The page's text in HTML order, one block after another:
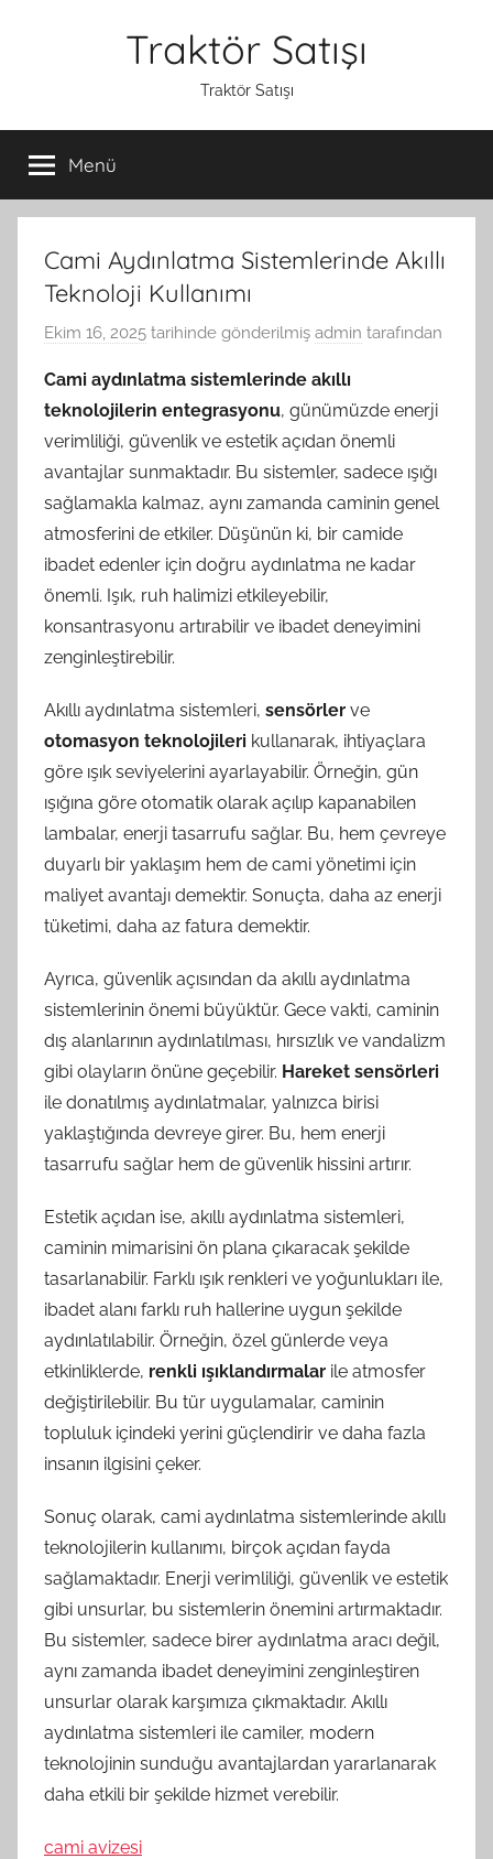
Traktör Satışı
Traktör Satışı
Menü
Cami Aydınlatma Sistemlerinde Akıllı
Teknoloji Kullanımı
Ekim 16, 2025 tarihinde gönderilmiş admin tarafından
Cami aydınlatma sistemlerinde akıllı
teknolojilerin entegrasyonu, günümüzde enerji
verimliliği, güvenlik ve estetik açıdan önemli
avantajlar sunmaktadır. Bu sistemler, sadece ışığı
sağlamakla kalmaz, aynı zamanda caminin genel
atmosferini de etkiler. Düşünün ki, bir camide
ibadet edenler için doğru aydınlatma ne kadar
önemli. Işık, ruh halimizi etkileyebilir,
konsantrasyonu artırabilir ve ibadet deneyimini
zenginleştirebilir.
Akıllı aydınlatma sistemleri, sensörler ve
otomasyon teknolojileri kullanarak, ihtiyaçlara
göre ışık seviyelerini ayarlayabilir. Örneğin, gün
ışığına göre otomatik olarak açılıp kapanabilen
lambalar, enerji tasarrufu sağlar. Bu, hem çevreye
duyarlı bir yaklaşım hem de cami yönetimi için
maliyet avantajı demektir. Sonuçta, daha az enerji
tüketimi, daha az fatura demektir.
Ayrıca, güvenlik açısından da akıllı aydınlatma
sistemlerinin önemi büyüktür. Gece vakti, caminin
dış alanlarının aydınlatılması, hırsızlık ve vandalizm
gibi olayların önüne geçebilir. Hareket sensörleri
ile donatılmış aydınlatmalar, yalnızca birisi
yaklaştığında devreye girer. Bu, hem enerji
tasarrufu sağlar hem de güvenlik hissini artırır.
Estetik açıdan ise, akıllı aydınlatma sistemleri,
caminin mimarisini ön plana çıkaracak şekilde
tasarlanabilir. Farklı ışık renkleri ve yoğunlukları ile,
ibadet alanı farklı ruh hallerine uygun şekilde
aydınlatılabilir. Örneğin, özel günlerde veya
etkinliklerde, renkli ışıklandırmalar ile atmosfer
değiştirilebilir. Bu tür uygulamalar, caminin
topluluk içindeki yerini güçlendirir ve daha fazla
insanın ilgisini çeker.
Sonuç olarak, cami aydınlatma sistemlerinde akıllı
teknolojilerin kullanımı, birçok açıdan fayda
sağlamaktadır. Enerji verimliliği, güvenlik ve estetik
gibi unsurlar, bu sistemlerin önemini artırmaktadır.
Bu sistemler, sadece birer aydınlatma aracı değil,
aynı zamanda ibadet deneyimini zenginleştiren
unsurlar olarak karşımıza çıkmaktadır. Akıllı
aydınlatma sistemleri ile camiler, modern
teknolojinin sunduğu avantajlardan yararlanarak
daha etkili bir şekilde hizmet verebilir.
cami avizesi